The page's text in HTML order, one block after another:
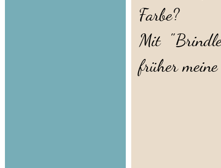
Farbe?
Mit
früher